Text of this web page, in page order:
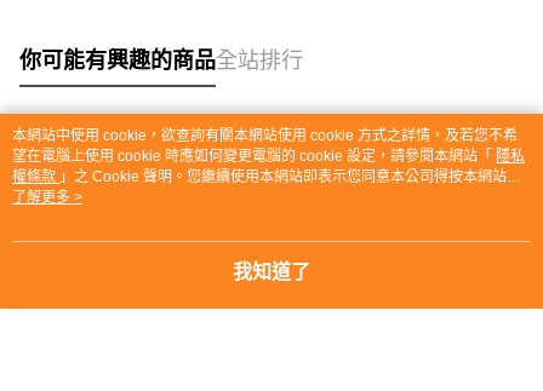
你可能有興趣的商品全站排行
熱門標籤
本網站中使用 cookie，欲查詢有關本網站使用 cookie 方式之詳情，及若您不希
望在電腦上使用 cookie 時應如何變更電腦的 cookie 設定，請參閱本網站「 隱私
權條款 」之 Cookie 聲明。您繼續使用本網站即表示您同意本公司得按本網站使
用條款之 Cookie 聲明使用 cookie。
了解更多 >
我知道了